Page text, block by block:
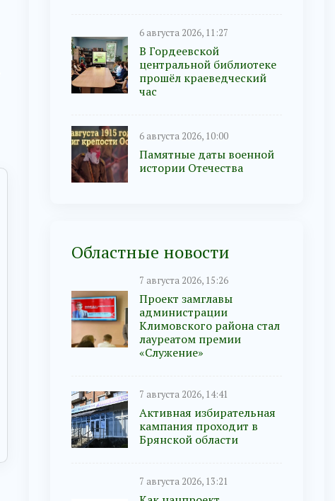
6 августа 2026, 11:27
В Гордеевской
центральной библиотеке
прошёл краеведческий
час
6 августа 2026, 10:00
Памятные даты военной
истории Отечества
Областные новости
7 августа 2026, 15:26
Проект замглавы
администрации
Климовского района стал
лауреатом премии
«Служение»
7 августа 2026, 14:41
Активная избирательная
кампания проходит в
Брянской области
7 августа 2026, 13:21